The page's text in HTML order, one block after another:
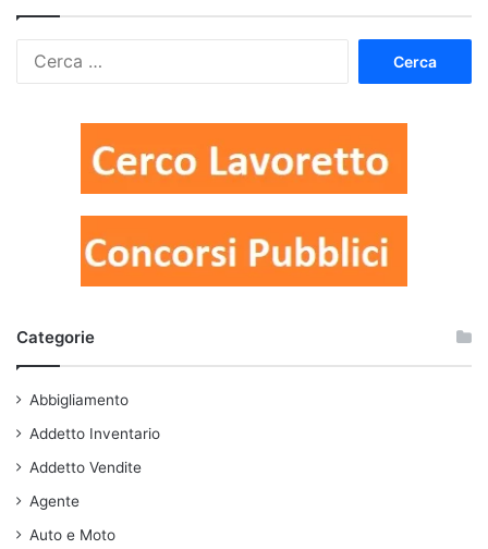
Categorie
Abbigliamento
Addetto Inventario
Addetto Vendite
Agente
Auto e Moto